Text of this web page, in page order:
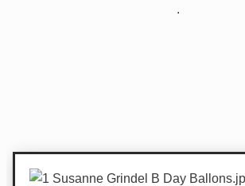
.